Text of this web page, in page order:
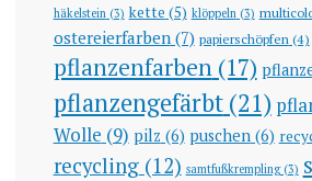
häkelstein (3) kette (5) klöppeln (3)
ostereierfarben(7) papierschöpfen (4)
pflanzenfarben (17)
pflanzengefärbt(21)
Wolle (9) pilz (6) puschen(6)
recycling(12) samtfußkrempling(3)